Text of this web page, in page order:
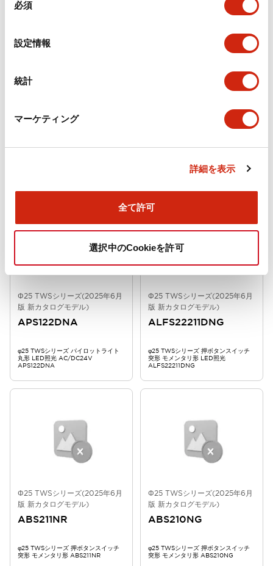
必須
設定情報
統計
マーケティング
詳細を表示
全て許可
選択中のCookieを許可
APS122DNPW
Φ25 TWSシリーズ(2025年6月
版 新カタログモデル)
APS122DNA
φ25 TWSシリーズ パイロットライト
丸形 LED照光 AC/DC24V
APS122DNA
Φ25 TWSシリーズ(2025年6月
版 新カタログモデル)
ALFS22211DNG
φ25 TWSシリーズ 押ボタンスイッチ
突形 モメンタリ形 LED照光
ALFS22211DNG
Φ25 TWSシリーズ(2025年6月
版 新カタログモデル)
ABS211NR
φ25 TWSシリーズ 押ボタンスイッチ
突形 モメンタリ形 ABS211NR
Φ25 TWSシリーズ(2025年6月
版 新カタログモデル)
ABS210NG
φ25 TWSシリーズ 押ボタンスイッチ
突形 モメンタリ形 ABS210NG